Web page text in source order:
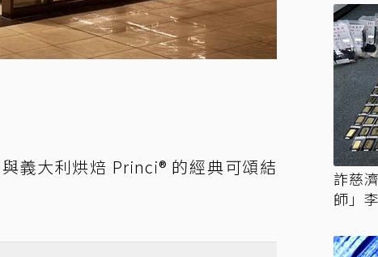
義大利烘焙 Princi® 的經典可頌結
詐慈
師」